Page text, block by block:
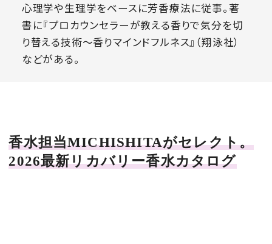
心理学や生理学をベースに芳香療法に従事。著
書に『プロカウンセラーが教える香りで気分を切
り替える技術〜香りマインドフルネス』（翔泳社）
などがある。
香水担当MICHISHITAがセレクト。
2026最新リカバリー香水カタログ